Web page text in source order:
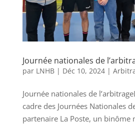
Journée nationales de
par LNHB| Déc 10, 2024|
Journée nationales de
cadre des Journées Nationales
partenaire La Poste, un binôme